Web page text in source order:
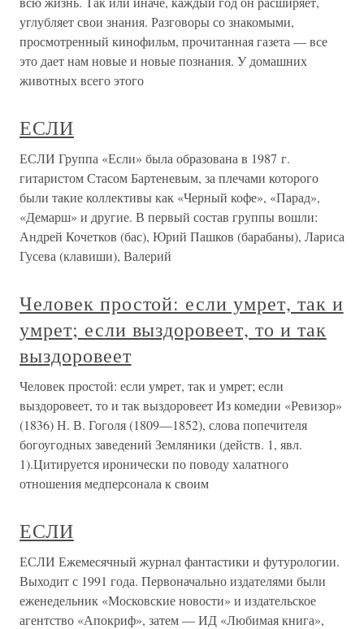
углубляет свои знания. Разговоры со знакомыми,
просмотренный кинофильм, прочитанная газета — все
это дает нам новые и новые познания. У домашних
животных всего этого
ЕСЛИ
ЕСЛИ Группа «Если» была образована в 1987 г.
гитаристом Стасом Бартеневым, за плечами которого
были такие коллективы как «Черный кофе», «Парад»,
«Демарш» и другие. В первый состав группы вошли:
Андрей Кочетков (бас), Юрий Пашков (барабаны), Лариса
Гусева (клавиши), Валерий
Человек простой: если умрет, так и
умрет; если выздоровеет, то и так
выздоровеет
Человек простой: если умрет, так и умрет; если
выздоровеет, то и так выздоровеет Из комедии «Ревизор»
(1836) Н. В. Гоголя (1809—1852), слова попечителя
богоугодных заведений Земляники (действ. 1, явл.
1).Цитируется иронически по поводу халатного
отношения медперсонала к своим
ЕСЛИ
ЕСЛИ Ежемесячный журнал фантастики и футурологии.
Выходит с 1991 года. Первоначально издателями были
еженедельник «Московские новости» и издательское
агентство «Апокриф», затем — ИД «Любимая книга»,